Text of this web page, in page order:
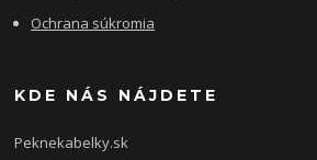
Ochrana súkromia
KDE NÁS NÁJDETE
Peknekabelky.sk